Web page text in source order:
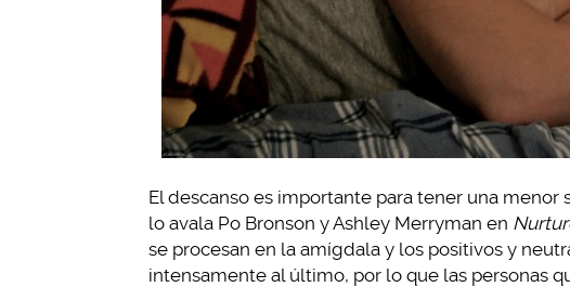
El descanso es importante para tener una
lo avala Po Bronson y Ashley Merryman en
se procesan en la amígdala y los positivos y
intensamente al último, por lo que las personas